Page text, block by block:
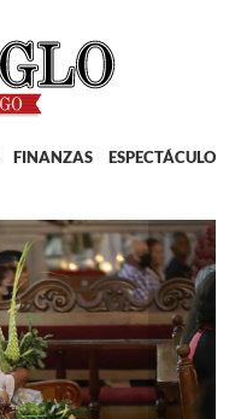
FINANZAS ESPECTÁCULOS